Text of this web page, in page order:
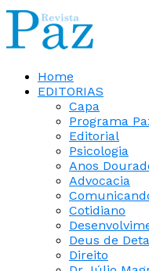
Home
EDITORIAS
Capa
Programa
Editorial
Psicologia
Anos
Advocacia
Cotidiano
Deus de
Direito